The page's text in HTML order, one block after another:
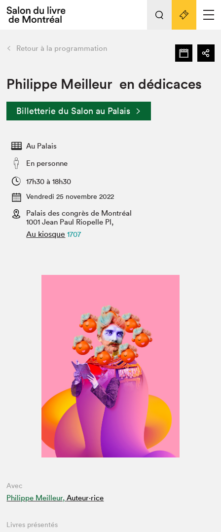
Espace exposant⋅e⋅s
Espace enseignant·e·s
Espace médias
L'événement
Préparer sa visite au Salon
Actualités
SLM PRO
retour Nos activités
Préparer sa visite
Salon dans la ville et en ligne
Projets partenaires
Liens pratiques
Retour à la programmation
Philippe Meilleur en dédicaces
Billetterie du Salon au Palais
Au Palais
En personne
17h30 à 18h30
Vendredi 25 novembre 2022
Palais des congrès de Montréal
1001 Jean Paul Riopelle Pl,
Au kiosque 1707
Avec
Philippe Meilleur, Auteur·rice
Livres présentés